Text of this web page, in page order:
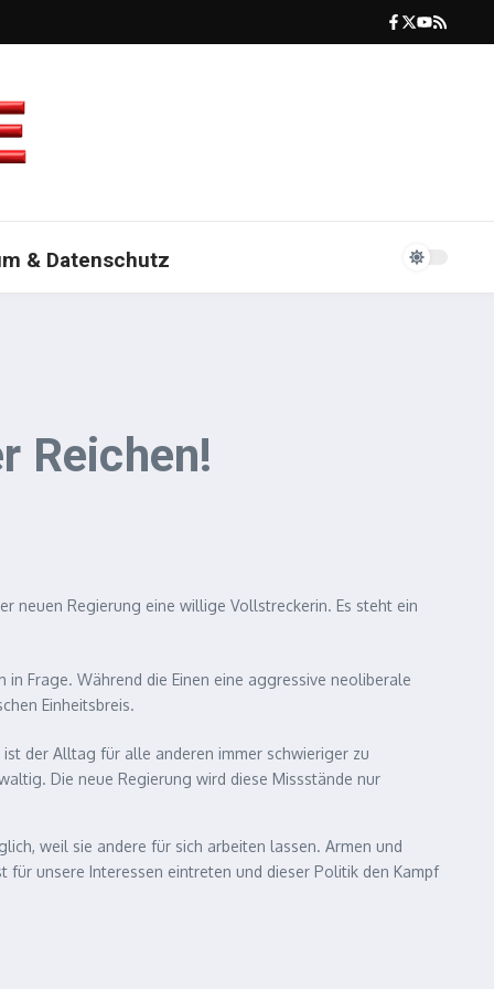
& Datenschutz
Reichen!
neuen Regierung eine willige Vollstreckerin. Es steht ein
Frage. Während die Einen eine aggressive neoliberale
Einheitsbreis.
der Alltag für alle anderen immer schwieriger zu
Die neue Regierung wird diese Missstände nur
weil sie andere für sich arbeiten lassen. Armen und
unsere Interessen eintreten und dieser Politik den Kampf